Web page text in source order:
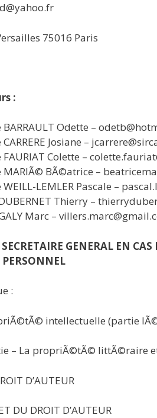
75016 Paris
:
Odette –
Josiane –
Colette –
MARIÃ© BÃ©atrice –
LEMLER Pascale –
Thierry –
Marc –
GENERAL EN
PERSONNEL
:
intellectuelle (partie
– La propriÃ©tÃ© littÃ©raire
D’AUTEUR
DU DROIT D’AUTEUR